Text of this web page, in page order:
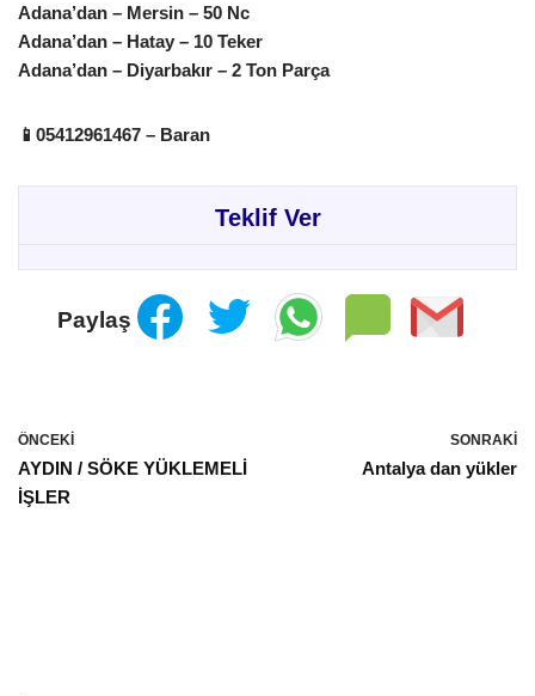
Adana’dan – Mersin – 50 Nc
Adana’dan – Hatay – 10 Teker
Adana’dan – Diyarbakır – 2 Ton Parça
📱 05412961467 – Baran
Teklif Ver
Paylaş
ÖNCEKI
AYDIN / SÖKE YÜKLEMELİ
İŞLER
SONRAKI
Antalya dan yükler